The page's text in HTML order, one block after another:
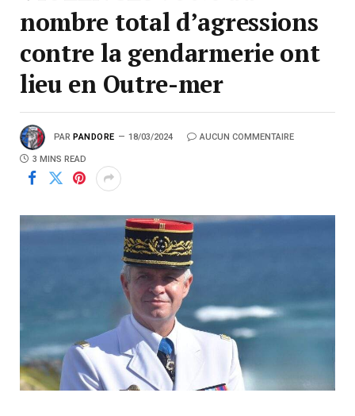
nombre total d’agressions
contre la gendarmerie ont
lieu en Outre-mer
PAR PANDORE 18/03/2024 AUCUN COMMENTAIRE
3 MINS READ